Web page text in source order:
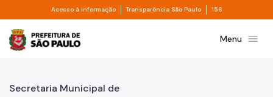
Pular para o Conteúdo principal
Acesso à informação Divisor de acesso à informação
Transparência São Paulo Divisor de
156
Prefeitura de São PauloMenu menu
Secretaria Municipal de